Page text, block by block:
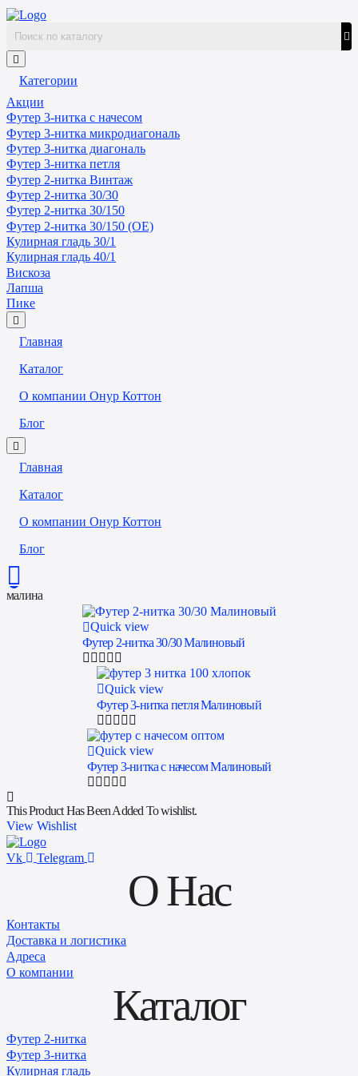
Категории
Акции
Футер 3-нитка с начесом
Футер 3-нитка микродиагональ
Футер 3-нитка диагональ
Футер 3-нитка петля
Футер 2-нитка Винтаж
Футер 2-нитка 30/30
Футер 2-нитка 30/150
Футер 2-нитка 30/150 (ОЕ)
Кулирная гладь 30/1
Кулирная гладь 40/1
Вискоза
Лапша
Пике
Главная
Каталог
О компании Онур Коттон
Блог
Главная
Каталог
О компании Онур Коттон
Блог
малина
Quick view
Футер 2-нитка 30/30 Малиновый
Quick view
Футер 3-нитка петля Малиновый
Quick view
Футер 3-нитка с начесом Малиновый
This Product Has Been Added To wishlist.
View Wishlist
Vk Telegram
О Нас
Контакты
Доставка и логистика
Адреса
О компании
Каталог
Футер 2-нитка
Футер 3-нитка
Кулирная гладь